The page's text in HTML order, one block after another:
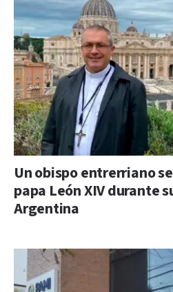
Un obispo entrerriano
papa León XIV durante
Argentina